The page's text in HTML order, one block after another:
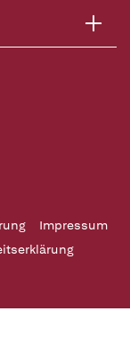
Impressum